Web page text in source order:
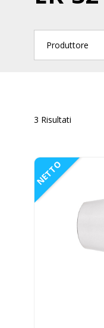
Produttore
3 Risultati
NETTO